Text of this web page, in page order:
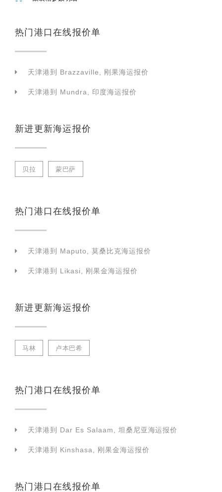
热门港口在线报价单
天津港到 Brazzaville, 刚果海运报价
天津港到 Mundra, 印度海运报价
新进更新海运报价
贝拉 蒙巴萨
热门港口在线报价单
天津港到 Maputo, 莫桑比克海运报价
天津港到 Likasi, 刚果金海运报价
新进更新海运报价
马林 卢本巴希
热门港口在线报价单
天津港到 Dar Es Salaam, 坦桑尼亚海运报价
天津港到 Kinshasa, 刚果金海运报价
热门港口在线报价单